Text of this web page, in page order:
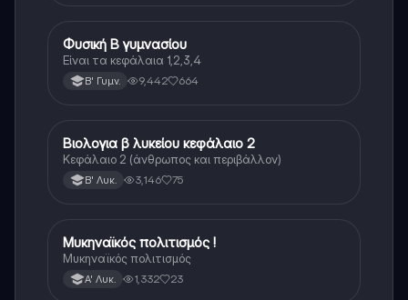
Φυσική
Φυσική Β γυμνασίου
Είναι τα κεφάλαια 1,2,3,4
Β' Γυμν. 9,442 664
Βιολογία
Βιολογια β λυκείου κεφάλαιο 2
Κεφάλαιο 2 (άνθρωπος και περιβάλλον)
Β' Λυκ. 3,146 75
Ιστορία
Μυκηναϊκός πολιτισμός !
Μυκηναϊκός πολιτισμός
Α' Λυκ. 1,332 23